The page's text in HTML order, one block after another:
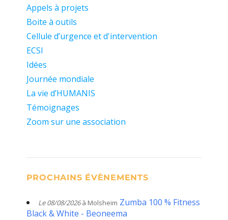
Appels à projets
Boite à outils
Cellule d’urgence et d'intervention
ECSI
Idées
Journée mondiale
La vie d’HUMANIS
Témoignages
Zoom sur une association
PROCHAINS ÉVÈNEMENTS
Le 08/08/2026à Molsheim Zumba 100 % Fitness
Black & White - Beoneema